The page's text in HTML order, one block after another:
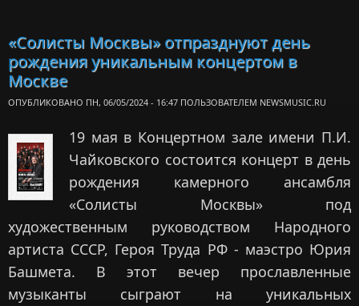
«Солисты Москвы» отпразднуют день
рождения уникальным концертом в
Москве
ОПУБЛИКОВАНО ПН, 06/05/2024 - 16:47 ПОЛЬЗОВАТЕЛЕМ NEWSMUSIC.RU
19 мая в Концертном зале имени П.И.
Чайковского состоится концерт в день
рождения камерного ансамбля
«Солисты Москвы» под
художественным руководством Народного
артиста СССР, Героя Труда РФ - маэстро Юрия
Башмета. В этот вечер прославленные
музыканты сыграют на уникальных